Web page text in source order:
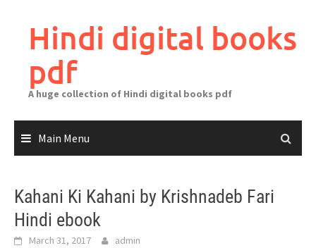
contentHindi digital books
pdf
A huge collection of Hindi digital books pdf
Main Menu
Kahani Ki Kahani by Krishnadeb Fari
Hindi ebook
March 31, 2017 admin